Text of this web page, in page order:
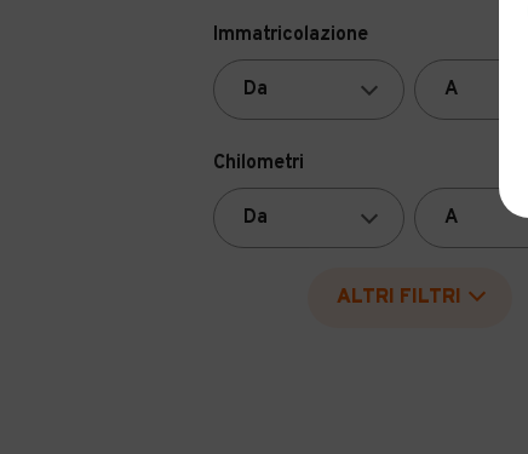
Immatricolazione
Chilometri
ALTRI FILTRI